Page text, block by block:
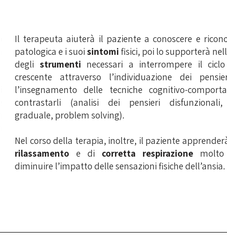
Il terapeuta aiuterà il paziente a conoscere e
patologica e i suoi sintomi fisici, poi lo supporterà
degli strumenti necessari a interrompere il
crescente attraverso l’individuazione dei
l’insegnamento delle tecniche cognitivo-
contrastarli (analisi dei pensieri disfunzionali,
graduale, problem solving).
Nel corso della terapia, inoltre, il paziente
rilassamento e di corretta respirazione molto
diminuire l’impatto delle sensazioni fisiche dell’ansia.